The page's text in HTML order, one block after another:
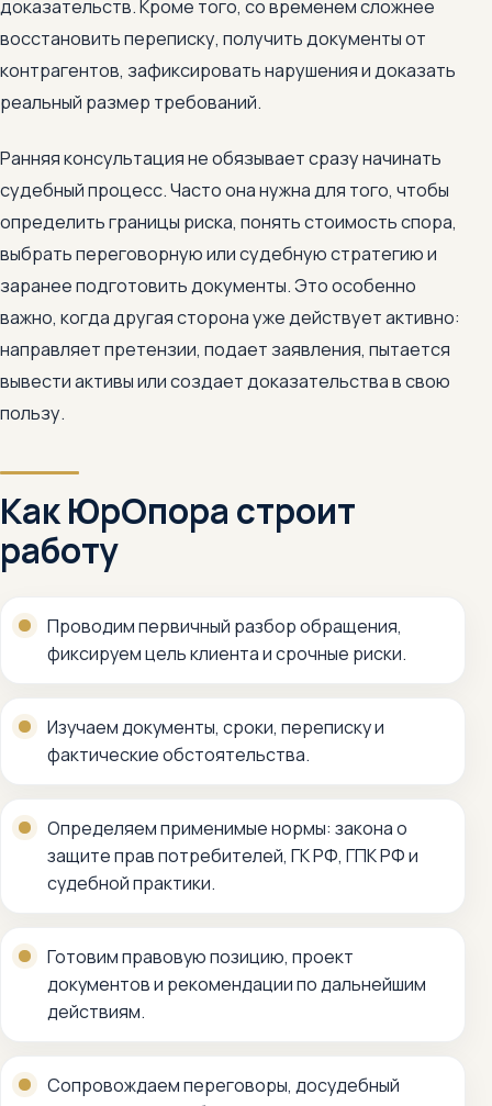
доказательств. Кроме того, со временем сложнее
восстановить переписку, получить документы от
контрагентов, зафиксировать нарушения и доказать
реальный размер требований.
Ранняя консультация не обязывает сразу начинать
судебный процесс. Часто она нужна для того, чтобы
определить границы риска, понять стоимость спора,
выбрать переговорную или судебную стратегию и
заранее подготовить документы. Это особенно
важно, когда другая сторона уже действует активно:
направляет претензии, подает заявления, пытается
вывести активы или создает доказательства в свою
пользу.
Как ЮрОпора строит
работу
Проводим первичный разбор обращения,
фиксируем цель клиента и срочные риски.
Изучаем документы, сроки, переписку и
фактические обстоятельства.
Определяем применимые нормы: закона о
защите прав потребителей, ГК РФ, ГПК РФ и
судебной практики.
Готовим правовую позицию, проект
документов и рекомендации по дальнейшим
действиям.
Сопровождаем переговоры, досудебный